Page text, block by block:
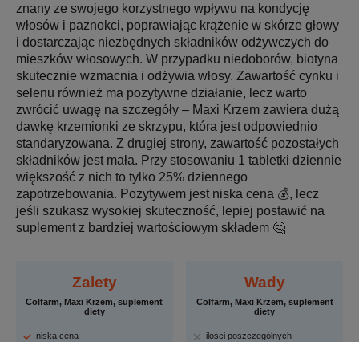
znany ze swojego korzystnego wpływu na kondycję
włosów i paznokci, poprawiając krążenie w skórze głowy
i dostarczając niezbędnych składników odżywczych do
mieszków włosowych. W przypadku niedoborów, biotyna
skutecznie wzmacnia i odżywia włosy. Zawartość cynku i
selenu również ma pozytywne działanie, lecz warto
zwrócić uwagę na szczegóły – Maxi Krzem zawiera dużą
dawkę krzemionki ze skrzypu, która jest odpowiednio
standaryzowana. Z drugiej strony, zawartość pozostałych
składników jest mała. Przy stosowaniu 1 tabletki dziennie
większość z nich to tylko 25% dziennego
zapotrzebowania. Pozytywem jest niska cena 💰, lecz
jeśli szukasz wysokiej skuteczność, lepiej postawić na
suplement z bardziej wartościowym składem 🤔
Zalety
Colfarm, Maxi Krzem, suplement
diety
niska cena
Wady
Colfarm, Maxi Krzem, suplement
diety
ilości poszczególnych